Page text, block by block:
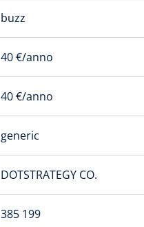
buzz
40 €/anno
40 €/anno
generic
DOTSTRATEGY CO.
385 199